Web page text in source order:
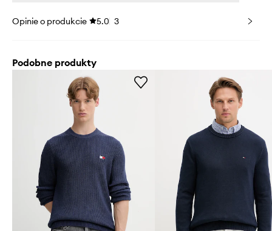
Opinie o produkcie 5.0 3
Podobne produkty